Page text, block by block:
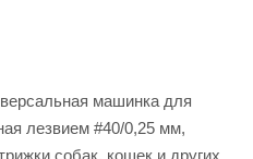
машинка для
лезвием #40/0,25 мм,
собак, кошек и других